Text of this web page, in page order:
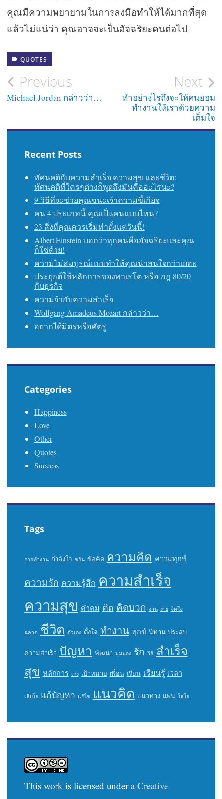
คุณมีความพยายามในการลงมือทำให้ได้มากที่สุด
แล้วไม่แน่ว่า คุณอาจจะเป็นอัจฉริยะคนต่อไป
QUOTES
Post
navigation
Previous
Michael Jordan กล่าวว่า…
Next
ทำอย่างไรถึงจะให้คนยอม
ทำงานให้เราด้วยความ
เต็มใจ
Recent Posts
ทัศนคติกับความสำเร็จ ความสุข และชีวิต:
ทัศนคติที่ใครๆต่างก็พูดถึงมันคืออะไรนะ?
9 วิธีที่จะช่วยคุณชนะเจ้าความขี้เกียจ
คน 4 ประเภทนี้ คุณเป็นคนแบบไหน?
23 สิ่งที่คุณควรเริ่มทำตั้งแต่วันนี้!
Albert Einstein บอกว่าทุกคนคืออัจฉริยะและคุณ
ก็ใช่ด้วย!
ความไม่สมบูรณ์แบบทำให้คุณน่าสนใจกว่าเยอะ
ประยุกต์ใช้หลักการของพาเรโต หรือ กฎ 80/20
กับธุรกิจ
ความจำกับความสำเร็จ
Wolfgang Amadeus Mozart กล่าวว่า…
อยากได้มิตรหรือศัตรู
Categories
Happiness
Love
Other
Quotes
Success
Tags
การทำงาน กำลังใจ ขยัน ข้อคิด ความคิด ความทุกข์
ความรัก ความรู้สึก ความสำเร็จ
ความสุข คำคม คิด คิดบวก งาน ง่าย จิตใจ
ฉลาด ชีวิต ตัวเอง ตั้งใจ ทำงาน ทุกข์ นิทาน ประสบ
ความสำเร็จ ปัญหา พัฒนา มุมมอง รัก วิธี สำเร็จ
สุข หลักการ เก่ง เป้าหมาย เพื่อน เรียน เรียนรู้ เวลา
เสียใจ แก้ปัญหา แก้ไข แนวคิด แนวทาง แฟน ใส่ใจ
This work is licensed under aCreative